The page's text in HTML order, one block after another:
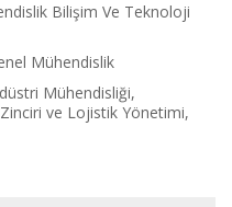
Bilişim Ve Teknoloji
Mühendislik
Mühendisliği,
ve Lojistik Yönetimi,